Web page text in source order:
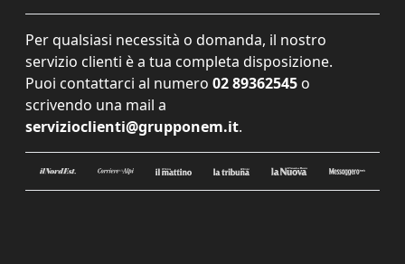
Per qualsiasi necessità o domanda, il nostro
servizio clienti è a tua completa disposizione.
Puoi contattarci al numero 02 89362545 o
scrivendo una mail a
servizioclienti@grupponem.it.